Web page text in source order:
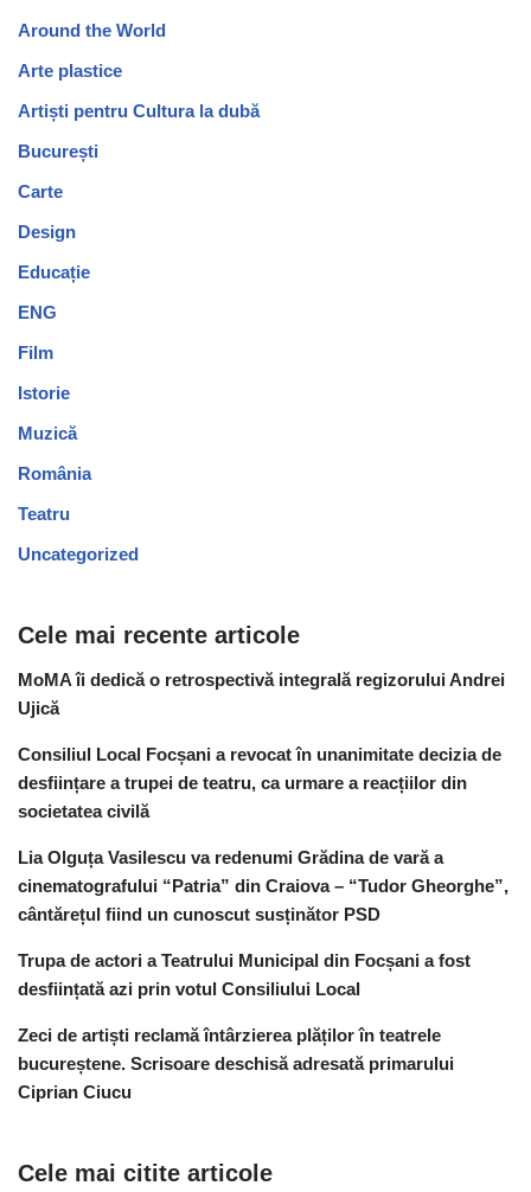
Around the World
Arte plastice
Artiști pentru Cultura la dubă
București
Carte
Design
Educație
ENG
Film
Istorie
Muzică
România
Teatru
Uncategorized
Cele mai recente articole
MoMA îi dedică o retrospectivă integrală regizorului Andrei
Ujică
Consiliul Local Focșani a revocat în unanimitate decizia de
desființare a trupei de teatru, ca urmare a reacțiilor din
societatea civilă
Lia Olguța Vasilescu va redenumi Grădina de vară a
cinematografului “Patria” din Craiova – “Tudor Gheorghe”,
cântărețul fiind un cunoscut susținător PSD
Trupa de actori a Teatrului Municipal din Focșani a fost
desființată azi prin votul Consiliului Local
Zeci de artiști reclamă întârzierea plăților în teatrele
bucureștene. Scrisoare deschisă adresată primarului
Ciprian Ciucu
Cele mai citite articole